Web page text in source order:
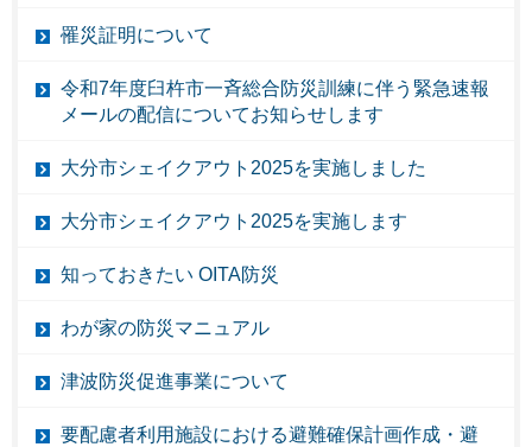
罹災証明について
令和7年度臼杵市一斉総合防災訓練に伴う緊急速報
メールの配信についてお知らせします
大分市シェイクアウト2025を実施しました
大分市シェイクアウト2025を実施します
知っておきたい OITA防災
わが家の防災マニュアル
津波防災促進事業について
要配慮者利用施設における避難確保計画作成・避